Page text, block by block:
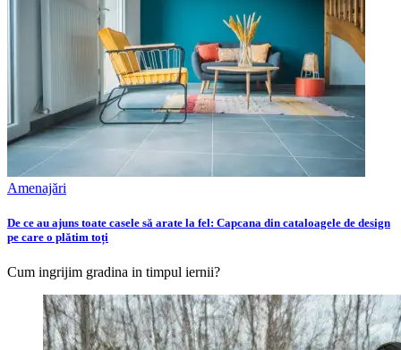
Amenajări
De ce au ajuns toate casele să arate la fel: Capcana din cataloagele de design
pe care o plătim toți
Cum ingrijim gradina in timpul iernii?